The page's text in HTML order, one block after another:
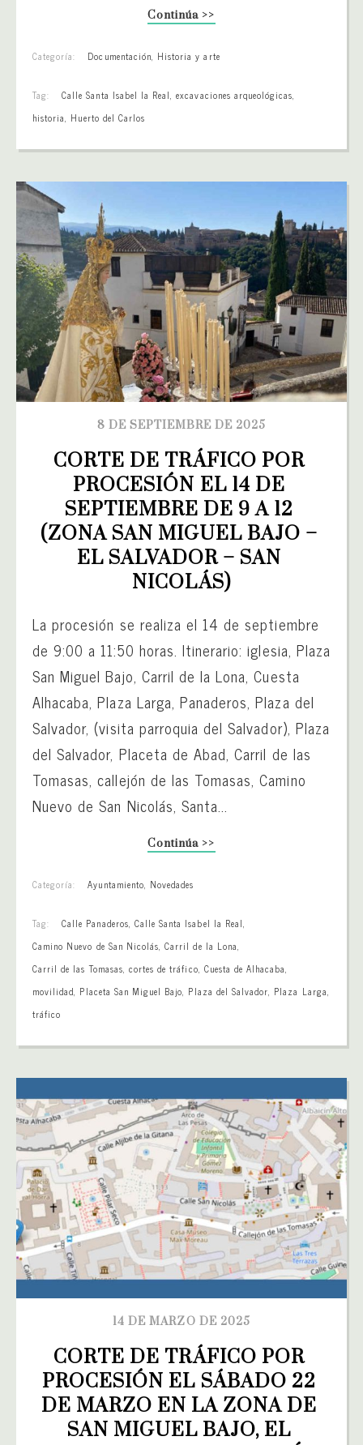
Continúa >>
Categoría: Documentación, Historia y arte
Tag: Calle Santa Isabel la Real,excavaciones arqueológicas,
historia, Huerto del Carlos
8 DE SEPTIEMBRE DE 2025
CORTE DE TRÁFICO POR
PROCESIÓN EL 14 DE
SEPTIEMBRE DE 9 A 12
(ZONA SAN MIGUEL BAJO –
EL SALVADOR – SAN
NICOLÁS)
La procesión se realiza el 14 de septiembre
de 9:00 a 11:50 horas. Itinerario: iglesia, Plaza
San Miguel Bajo, Carril de la Lona, Cuesta
Alhacaba, Plaza Larga, Panaderos, Plaza del
Salvador, (visita parroquia del Salvador), Plaza
del Salvador, Placeta de Abad, Carril de las
Tomasas, callejón de las Tomasas, Camino
Nuevo de San Nicolás, Santa...
Continúa >>
Categoría: Ayuntamiento, Novedades
Tag: Calle Panaderos, Calle Santa Isabel la Real,
Camino Nuevo de San Nicolás,Carril de la Lona,
Carril de las Tomasas, cortes de tráfico, Cuesta de Alhacaba,
movilidad, Placeta San Miguel Bajo, Plaza del Salvador, Plaza Larga,
tráfico
14 DE MARZO DE 2025
CORTE DE TRÁFICO POR
PROCESIÓN EL SÁBADO 22
DE MARZO EN LA ZONA DE
SAN MIGUEL BAJO, EL